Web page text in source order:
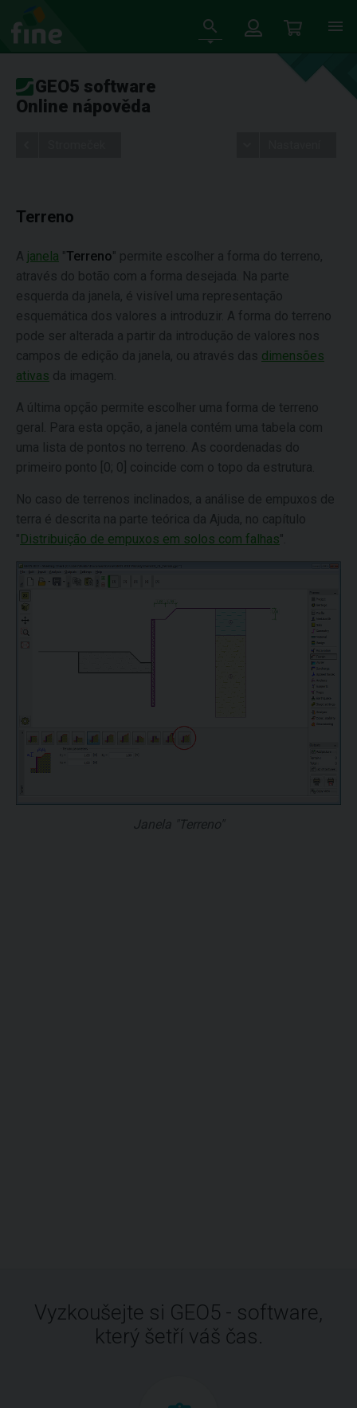
GEO5 software
Online nápověda
Terreno
A janela "Terreno" permite escolher a forma do terreno,
através do botão com a forma desejada. Na parte
esquerda da janela, é visível uma representação
esquemática dos valores a introduzir. A forma do terreno
pode ser alterada a partir da introdução de valores nos
campos de edição da janela, ou através das dimensões
ativas da imagem.
A última opção permite escolher uma forma de terreno
geral. Para esta opção, a janela contém uma tabela com
uma lista de pontos no terreno. As coordenadas do
primeiro ponto [0; 0] coincide com o topo da estrutura.
No caso de terrenos inclinados, a análise de empuxos de
terra é descrita na parte teórica da Ajuda, no capítulo
"Distribuição de empuxos em solos com falhas".
Janela "Terreno"
Vyzkoušejte si GEO5 - software,
který šetří váš čas.